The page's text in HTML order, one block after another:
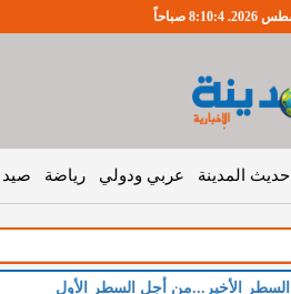
حديث المدينة عربي ودولي رياضة صيد